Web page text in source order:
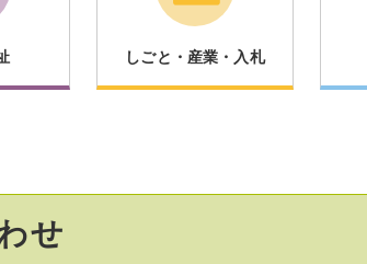
しごと・産業・入札
せ